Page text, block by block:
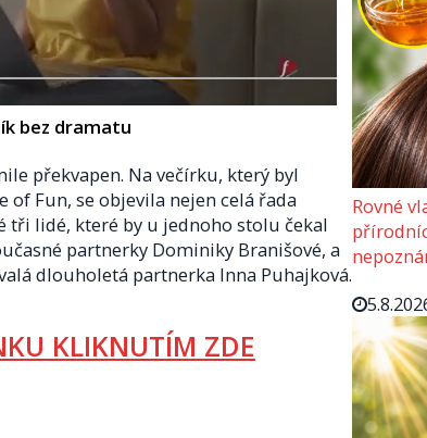
bez dramatu
překvapen. Na večírku, který byl
Fun, se objevila nejen celá řada
tři lidé, které by u jednoho stolu čekal
partnerky Dominiky Branišové, a
dlouholetá partnerka Inna Puhajková.
KLIKNUTÍM ZDE
Rovné